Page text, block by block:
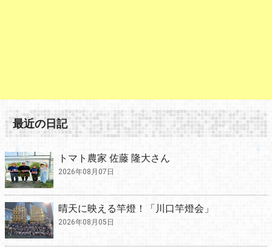
最近の日記
トマト農家 佐藤 隆大さん
2026年08月07日
晴天に映える竿燈！「川口竿燈会」
2026年08月05日